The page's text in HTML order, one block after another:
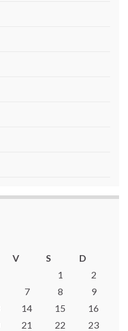
V S
D
1
2
7 8
9
14 15
16
21 22
23